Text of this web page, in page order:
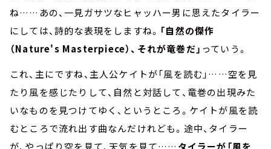
ね……あの、一見ガサツなヒャッハー男に思えたタイラー
にしては、詩的な表現をしますね。 「自然の傑作
（Nature's Masterpiece）、それが竜巻だ」 っていう。
これ、主にですね、主人公ケイトが「風を読む」……空を見
たり風を感じたりして、自然と対話して、竜巻の出現みた
いなものを見つけてゆく、というところ。ケイトが風を読
むところで流れ出す曲なんだけれども。途中、タイラー
が、やっぱり空を見て、天気を見て…… タイラーが「風を